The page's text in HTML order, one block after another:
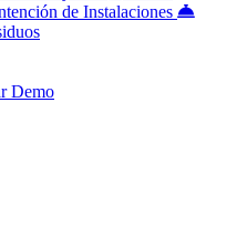
de Instalaciones
Demo